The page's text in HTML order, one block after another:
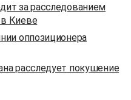
за расследованием
Киеве
оппозиционера
расследует покушение